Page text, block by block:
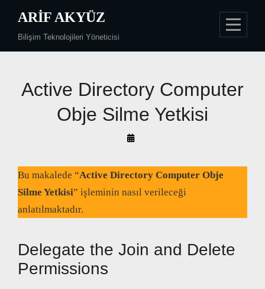
content
ARIF AKYÜZ
Bilişim Teknolojileri Yöneticisi
Active Directory Computer
Obje Silme Yetkisi
By
Akyüz
Bu makalede “Active Directory Computer Obje
Silme Yetkisi” işleminin nasıl verileceği
anlatılmaktadır.
Delegate the Join and Delete
Permissions